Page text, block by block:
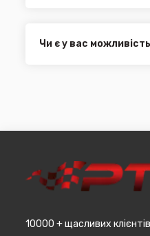
машин, наприклад
Чи є у вас
10000 + щасливих клієнтів